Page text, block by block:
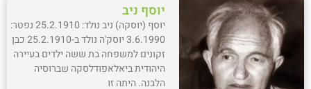
יוסף ניב
יוסף (יוסקה) ניב נולד: 25.2.1910 נפטר:
3.6.1990 יוסק'ה נולד ב-25.2.1910 כבן
זקונים למשפחה בת ששה ילדים בעיירה
היהודית ביאלאפודלסקה שברוסיה
הלבנה. היתה זו